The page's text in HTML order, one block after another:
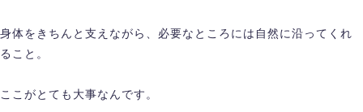
身体をきちんと支えながら、必要なところには自然に沿ってくれ
ること。
ここがとても大事なんです。